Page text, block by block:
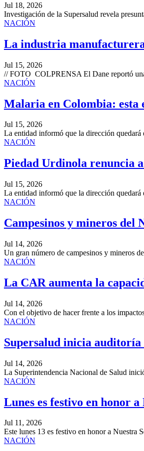
Jul 18, 2026
Investigación de la Supersalud revela
NACIÓN
La industria
Jul 15, 2026
// FOTO COLPRENSA El Dane reportó
NACIÓN
Malaria en Colombia: esta
Jul 15, 2026
La entidad informó que la dirección
NACIÓN
Piedad Urdinola renuncia
Jul 15, 2026
La entidad informó que la dirección
NACIÓN
Campesinos y mineros del
Jul 14, 2026
Un gran número de campesinos y mineros
NACIÓN
La CAR aumenta la
Jul 14, 2026
Con el objetivo de hacer frente a los
NACIÓN
Supersalud inicia auditoría
Jul 14, 2026
La Superintendencia Nacional de Salud
NACIÓN
Lunes es festivo en honor
Jul 11, 2026
Este lunes 13 es festivo en honor a
NACIÓN